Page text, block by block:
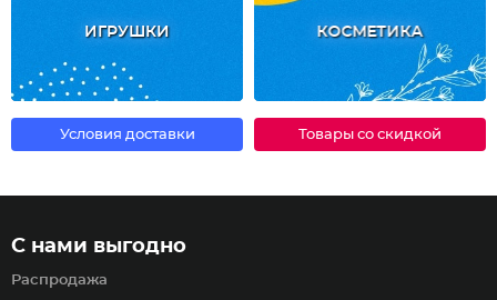
ИГРУШКИ КОСМЕТИКА
Условия доставки Товары со скидкой
С нами выгодно
Распродажа